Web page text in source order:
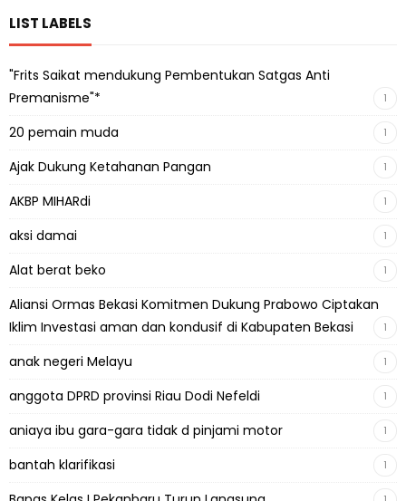
LIST LABELS
"Frits Saikat mendukung Pembentukan Satgas Anti
Premanisme"*
1
20 pemain muda 1
Ajak Dukung Ketahanan Pangan 1
AKBP MIHARdi 1
aksi damai 1
Alat berat beko 1
Aliansi Ormas Bekasi Komitmen Dukung Prabowo Ciptakan
Iklim Investasi aman dan kondusif di Kabupaten Bekasi
1
anak negeri Melayu 1
anggota DPRD provinsi Riau Dodi Nefeldi 1
aniaya ibu gara-gara tidak d pinjami motor 1
bantah klarifikasi 1